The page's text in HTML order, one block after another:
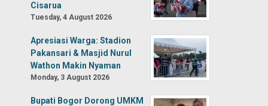
Cisarua
Tuesday, 4 August 2026
Apresiasi Warga: Stadion
Pakansari & Masjid Nurul
Wathon Makin Nyaman
Monday, 3 August 2026
Bupati Bogor Dorong UMKM